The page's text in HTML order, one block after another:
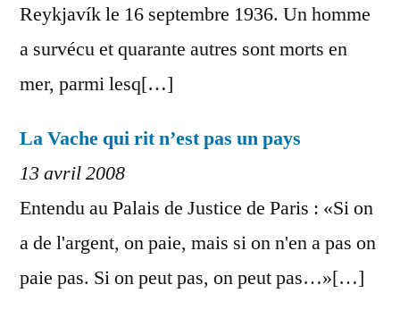
Reykjavík le 16 septembre 1936. Un homme
a survécu et quarante autres sont morts en
mer, parmi lesq[…]
La Vache qui rit n’est pas un pays
13 avril 2008
Entendu au Palais de Justice de Paris : «Si on
a de l'argent, on paie, mais si on n'en a pas on
paie pas. Si on peut pas, on peut pas…»[…]